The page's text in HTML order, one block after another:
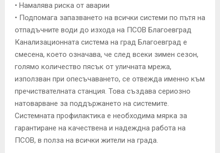
• Намалява риска от аварии
• Подпомага запазването на всички системи по пътя на
отпадъчните води до изхода на ПСОВ Благоевград
Канализационната система на град Благоевград е
смесена, което означава, че след всеки зимен сезон,
голямо количество пясък от уличната мрежа,
използван при опесъчаването, се отвежда именно към
пречиствателната станция. Това създава сериозно
натоварване за поддържането на системите.
Системната профилактика е необходима мярка за
гарантиране на качествена и надеждна работа на
ПСОВ, в полза на всички жители на града.